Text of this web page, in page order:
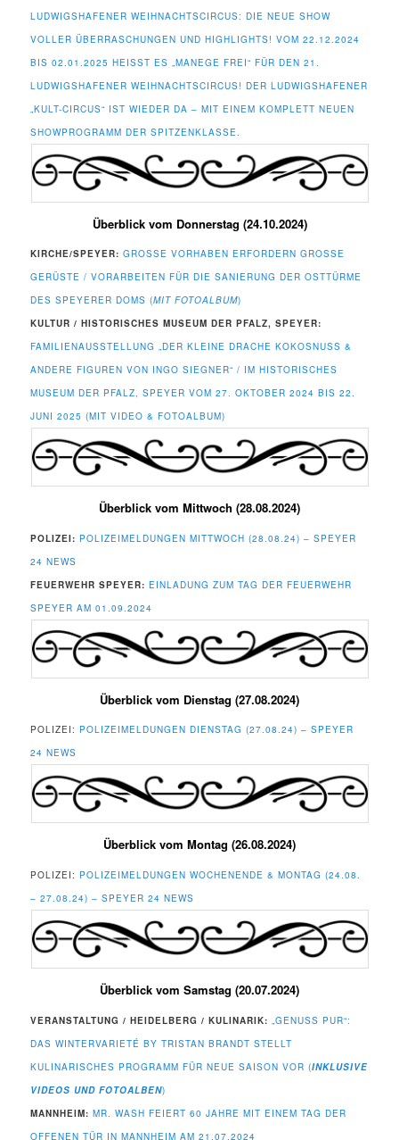
LUDWIGSHAFENER WEIHNACHTSCIRCUS: DIE NEUE SHOW
VOLLER ÜBERRASCHUNGEN UND HIGHLIGHTS! VOM 22.12.2024
BIS 02.01.2025 HEISST ES „MANEGE FREI“ FÜR DEN 21. L
UDWIGSHAFENER WEIHNACHTSCIRCUS! DER LUDWIGSHAFENER „
KULT-CIRCUS“ IST WIEDER DA – MIT EINEM KOMPLETT NEUEN S
HOWPROGRAMM DER SPITZENKLASSE.
Überblick vom Donnerstag (24.10.2024)
KIRCHE/SPEYER:GROSSE VORHABEN ERFORDERN GROSSE GE
RÜSTE / VORARBEITEN FÜR DIE SANIERUNG DER OSTTÜRME DE
S SPEYERER DOMS (
MIT FOTOALBUM)
KULTUR / HISTORISCHES MUSEUM DER PFALZ, SPEYER:
FAMILIENAUSSTELLUNG „DER KLEINE DRACHE KOKOSNUSS &
ANDERE FIGUREN VON INGO SIEGNER“ / IM HISTORISCHES
MUSEUM DER PFALZ, SPEYER VOM 27. OKTOBER 2024 BIS 22.
JUNI 2025 (MIT VIDEO & FOTOALBUM)
Überblick vom Mittwoch (28.08.2024)
POLIZEI: POLIZEIMELDUNGEN MITTWOCH (28.08.24) – SPEYER
24 NEWS
FEUERWEHR SPEYER: EINLADUNG ZUM TAG DER FEUERWEHR
SPEYER AM 01.09.2024
Überblick vom Dienstag (27.08.2024)
POLIZEI: POLIZEIMELDUNGEN DIENSTAG (27.08.24) – SPEYER
24 NEWS
Überblick vom Montag (26.08.2024)
POLIZEI: POLIZEIMELDUNGEN WOCHENENDE & MONTAG (24.08.
– 27.08.24) – SPEYER 24 NEWS
Überblick vom Samstag (20.07.2024)
VERANSTALTUNG / HEIDELBERG / KULINARIK:
„GENUSS PUR“:
DAS WINTERVARIETÉ BY TRISTAN BRANDT STELLT
KULINARISCHES PROGRAMM FÜR NEUE SAISON VOR (INKLUSIVE
VIDEOS UND FOTOALBEN)
MANNHEIM:MR. WASH FEIERT 60 JAHRE MIT EINEM TAG DER
OFFENEN TÜR IN MANNHEIM AM 21.07.2024